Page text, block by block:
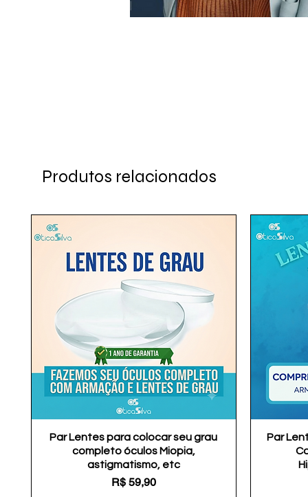
Produtos relacionados
Visualização rápida
Par Lentes para colocar seu grau
completo óculos Miopia,
astigmatismo, etc
Preço
R$ 59,90
Par